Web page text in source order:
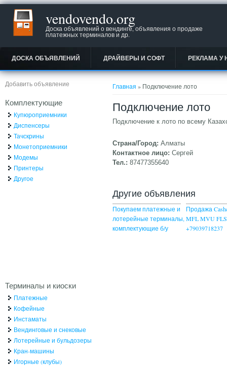
vendovendo.org
Доска объявлений о вендинге, объявления о продаже
платежных терминалов и др.
ДОСКА ОБЪЯВЛЕНИЙ ДРАЙВЕРЫ И СОФТ РЕКЛАМА У
Вы здесь
Главная » Подключение лото
Подключение лото
Подключение к лото по всему
Страна/Город: Алматы
Контактное лицо: Сергей
Тел.: 87477355640
Другие объявления
Покупаем платежные и
лотерейные терминалы,
комплектующие б/у
Продажа
MFL MVU FLS
+79039718237
Добавить объявление
Комплектующие
Купюроприемники
Диспенсеры
Тачскрины
Монетоприемники
Модемы
Принтеры
Другое
Терминалы и киоски
Платежные
Кофейные
Инстаматы
Вендинговые и снековые
Лотерейные и бульдозеры
Кран-машины
Игорные (клубы)